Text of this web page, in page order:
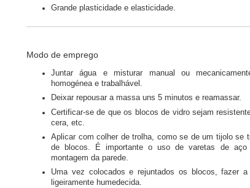
Grande plasticidade e elasticidade.
Modo de emprego
Juntar água e misturar manual ou
homogénea e trabalhável.
Deixar repousar a massa uns 5 minutos e reamassar.
Certificar-se de que os blocos de vidro sejam
cera, etc.
Aplicar com colher de trolha, como se de um tijolo se
de blocos. É importante o uso de varetas de
montagem da parede.
Uma vez colocados e rejuntados os blocos, fazer
ligeiramente humedecida.